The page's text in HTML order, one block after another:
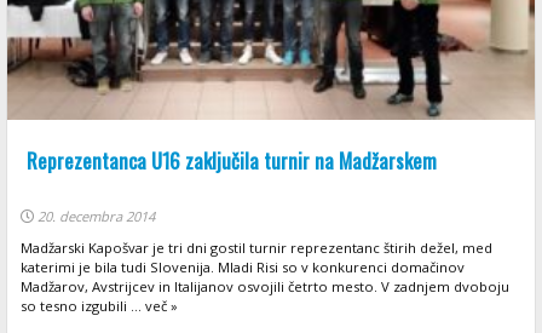
Reprezentanca U16 zaključila turnir na Madžarskem
20. decembra 2014
Madžarski Kapošvar je tri dni gostil turnir reprezentanc štirih dežel, med
katerimi je bila tudi Slovenija. Mladi Risi so v konkurenci domačinov
Madžarov, Avstrijcev in Italijanov osvojili četrto mesto. V zadnjem dvoboju
so tesno izgubili ... več »